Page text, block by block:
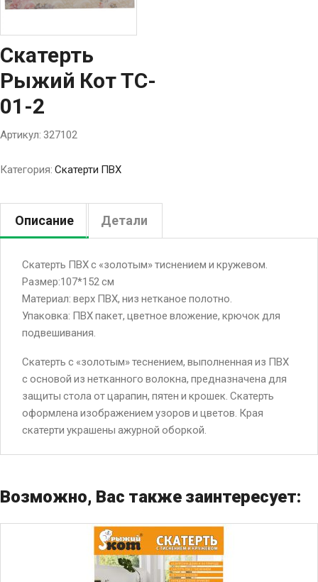
Скатерть
Рыжий Кот TC-
01-2
Артикул: 327102
Категория: Скатерти ПВХ
Описание Детали
Скатерть ПВХ с «золотым» тиснением и кружевом.
Размер:107*152 см
Материал: верх ПВХ, низ нетканое полотно.
Упаковка: ПВХ пакет, цветное вложение, крючок для
подвешивания.
Скатерть с «золотым» теснением, выполненная из ПВХ
с основой из нетканного волокна, предназначена для
защиты стола от царапин, пятен и крошек. Скатерть
оформлена изображением узоров и цветов. Края
скатерти украшены ажурной оборкой.
Возможно, Вас также заинтересует: